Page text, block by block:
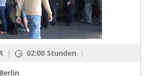
| 02:00 Stunden |